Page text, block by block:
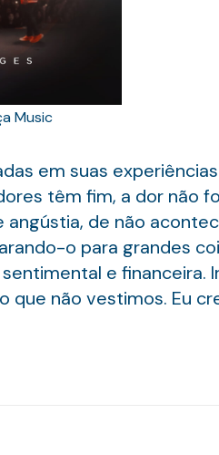
Music
em suas
têm fim, a dor não
de não
o para grandes
e financeira.
não vestimos. Eu